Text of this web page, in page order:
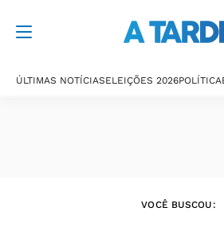
ÚLTIMAS NOTÍCIASELEIÇÕES 2026POLÍTICA
VOCÊ BUSCOU: